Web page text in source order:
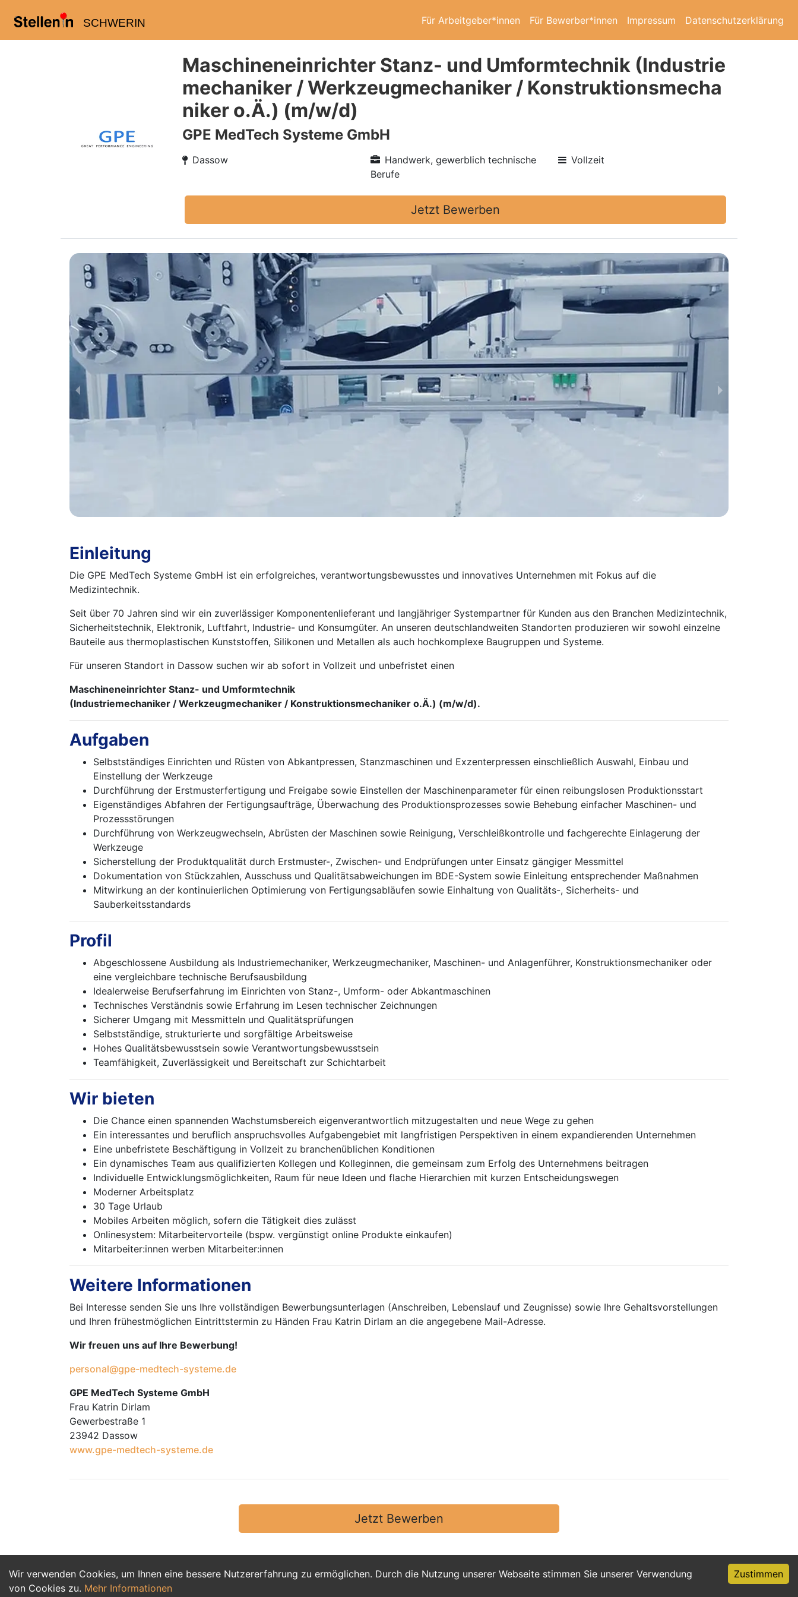
SCHWERIN Für Arbeitgeber*innen Für Bewerber*innen Impressum Datenschutzerklärung
Wir verwenden Cookies, um Ihnen eine bessere Nutzererfahrung zu ermöglichen. Durch die Nutzung unserer Webseite stimmen Sie unserer Verwendung
von Cookies zu. Mehr Informationen
Zustimmen
Maschineneinrichter Stanz- und Umformtechnik (Industrie
mechaniker / Werkzeugmechaniker / Konstruktionsmecha
niker o.Ä.) (m/w/d)
GPE MedTech Systeme GmbH
Dassow
Handwerk, gewerblich technische
Berufe
Vollzeit
Jetzt Bewerben
Einleitung
Die GPE MedTech Systeme GmbH ist ein erfolgreiches, verantwortungsbewusstes und innovatives Unternehmen mit Fokus auf die
Medizintechnik.
Seit über 70 Jahren sind wir ein zuverlässiger Komponentenlieferant und langjähriger Systempartner für Kunden aus den Branchen Medizintechnik,
Sicherheitstechnik, Elektronik, Luftfahrt, Industrie- und Konsumgüter. An unseren deutschlandweiten Standorten produzieren wir sowohl einzelne
Bauteile aus thermoplastischen Kunststoffen, Silikonen und Metallen als auch hochkomplexe Baugruppen und Systeme.
Für unseren Standort in Dassow suchen wir ab sofort in Vollzeit und unbefristet einen
Maschineneinrichter Stanz- und Umformtechnik
(Industriemechaniker / Werkzeugmechaniker / Konstruktionsmechaniker o.Ä.) (m/w/d).
Aufgaben
Selbstständiges Einrichten und Rüsten von Abkantpressen, Stanzmaschinen und Exzenterpressen einschließlich Auswahl, Einbau und
Einstellung der Werkzeuge
Durchführung der Erstmusterfertigung und Freigabe sowie Einstellen der Maschinenparameter für einen reibungslosen Produktionsstart
Eigenständiges Abfahren der Fertigungsaufträge, Überwachung des Produktionsprozesses sowie Behebung einfacher Maschinen- und
Prozessstörungen
Durchführung von Werkzeugwechseln, Abrüsten der Maschinen sowie Reinigung, Verschleißkontrolle und fachgerechte Einlagerung der
Werkzeuge
Sicherstellung der Produktqualität durch Erstmuster-, Zwischen- und Endprüfungen unter Einsatz gängiger Messmittel
Dokumentation von Stückzahlen, Ausschuss und Qualitätsabweichungen im BDE-System sowie Einleitung entsprechender Maßnahmen
Mitwirkung an der kontinuierlichen Optimierung von Fertigungsabläufen sowie Einhaltung von Qualitäts-, Sicherheits- und
Sauberkeitsstandards
Profil
Abgeschlossene Ausbildung als Industriemechaniker, Werkzeugmechaniker, Maschinen- und Anlagenführer, Konstruktionsmechaniker oder
eine vergleichbare technische Berufsausbildung
Idealerweise Berufserfahrung im Einrichten von Stanz-, Umform- oder Abkantmaschinen
Technisches Verständnis sowie Erfahrung im Lesen technischer Zeichnungen
Sicherer Umgang mit Messmitteln und Qualitätsprüfungen
Selbstständige, strukturierte und sorgfältige Arbeitsweise
Hohes Qualitätsbewusstsein sowie Verantwortungsbewusstsein
Teamfähigkeit, Zuverlässigkeit und Bereitschaft zur Schichtarbeit
Wir bieten
Die Chance einen spannenden Wachstumsbereich eigenverantwortlich mitzugestalten und neue Wege zu gehen
Ein interessantes und beruflich anspruchsvolles Aufgabengebiet mit langfristigen Perspektiven in einem expandierenden Unternehmen
Eine unbefristete Beschäftigung in Vollzeit zu branchenüblichen Konditionen
Ein dynamisches Team aus qualifizierten Kollegen und Kolleginnen, die gemeinsam zum Erfolg des Unternehmens beitragen
Individuelle Entwicklungsmöglichkeiten, Raum für neue Ideen und flache Hierarchien mit kurzen Entscheidungswegen
Moderner Arbeitsplatz
30 Tage Urlaub
Mobiles Arbeiten möglich, sofern die Tätigkeit dies zulässt
Onlinesystem: Mitarbeitervorteile (bspw. vergünstigt online Produkte einkaufen)
Mitarbeiter:innen werben Mitarbeiter:innen
Weitere Informationen
Bei Interesse senden Sie uns Ihre vollständigen Bewerbungsunterlagen (Anschreiben, Lebenslauf und Zeugnisse) sowie Ihre Gehaltsvorstellungen
und Ihren frühestmöglichen Eintrittstermin zu Händen Frau Katrin Dirlam an die angegebene Mail-Adresse.
Wir freuen uns auf Ihre Bewerbung!
personal@gpe-medtech-systeme.de
GPE MedTech Systeme GmbH
Frau Katrin Dirlam
Gewerbestraße 1
23942 Dassow
www.gpe-medtech-systeme.de
Jetzt Bewerben